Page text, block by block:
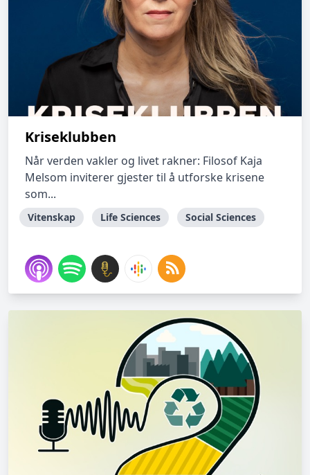
Kriseklubben
Når verden vakler og livet rakner: Filosof Kaja
Melsom inviterer gjester til å utforske krisene
som...
Vitenskap Life Sciences Social Sciences